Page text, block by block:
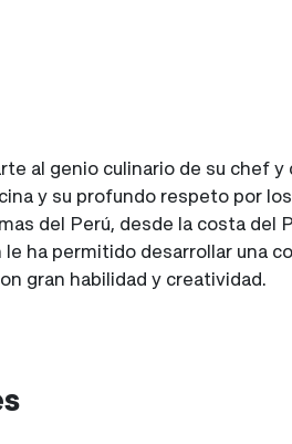
al genio culinario de su chef
y su profundo respeto por
del Perú, desde la costa del
ha permitido desarrollar una
gran habilidad y creatividad.